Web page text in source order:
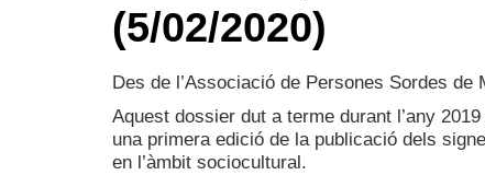
(5/02/2020)
Des de l’Associació de Persones Sordes
Aquest dossier dut a terme durant l’any
una primera edició de la publicació dels
en l’àmbit sociocultural.